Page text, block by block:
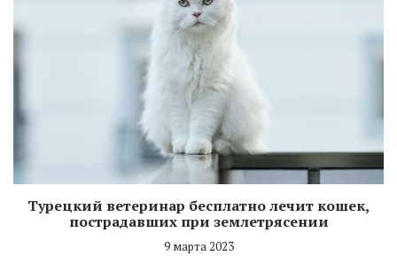
Турецкий ветеринар бесплатно лечит кошек,
пострадавших при землетрясении
9 марта 2023